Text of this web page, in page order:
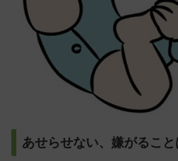
あせらせない、嫌がるこ